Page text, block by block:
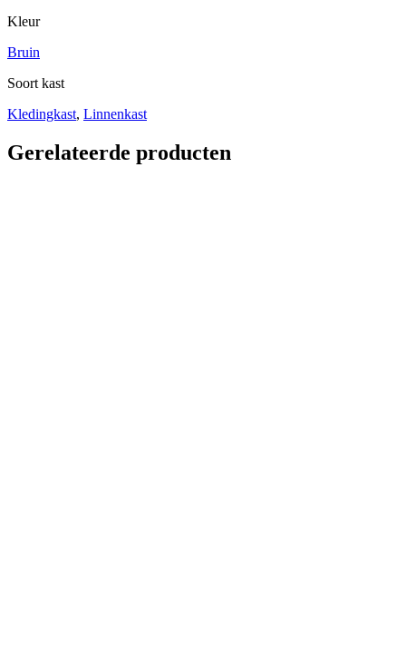
Kleur
Bruin
Soort kast
Kledingkast, Linnenkast
Gerelateerde producten